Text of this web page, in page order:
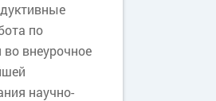
по
внеурочное
научно-